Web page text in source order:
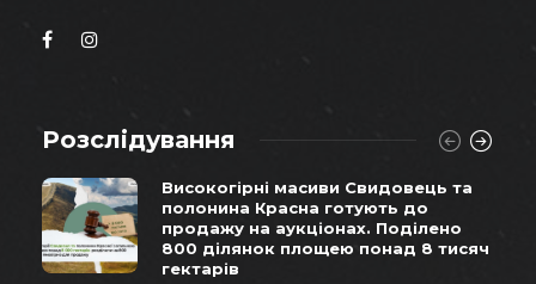
Розслідування
Високогірні масиви Свидовець та
полонина Красна готують до
продажу на аукціонах. Поділено
800 ділянок площею понад 8 тисяч
гектарів